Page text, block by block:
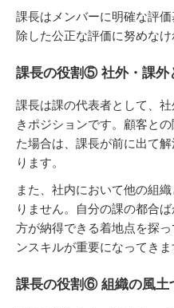
課長はメンバーに明確な評
除した公正な評価に努めなけ
課長の役割⑤ 社外・課外
課長は課の代表者として、
きポジションです。顧客と
た場合は、課長が前に出て
ります。
また、社内において他の組
りません。自分の課の都合
方が納得できる着地点を探
ンスキルが重要になってきま
課長の役割⑥ 組織の風土